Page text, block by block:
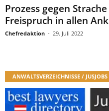
Prozess gegen
Freispruch in allen
Chefredaktion - 29. Juli 2022
ANWALTSVERZEICHNISSE / JUSJOBS